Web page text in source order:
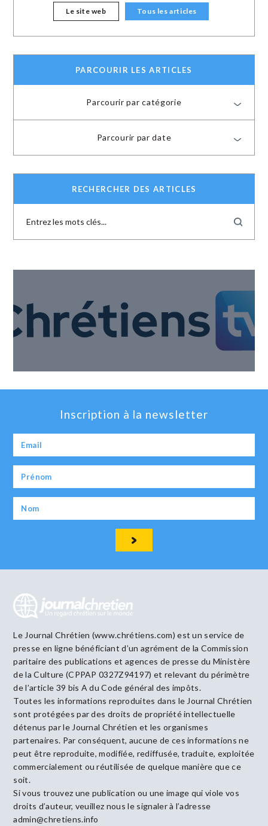
Le site web Tous les articles
PARCOURIR LES ARTICLES
Parcourir par catégorie
Parcourir par date
RECHERCHER DES ARTICLES
Inscription à la newsletter
Le Journal Chrétien (www.chrétiens.com) est un service de
presse en ligne bénéficiant d’un agrément de la Commission
paritaire des publications et agences de presse du Ministère
de la Culture (CPPAP 0327Z94197) et relevant du périmètre
de l’article 39 bis A du Code général des impôts.
Toutes les informations reproduites dans le Journal Chrétien
sont protégées par des droits de propriété intellectuelle
détenus par le Journal Chrétien et les organismes
partenaires. Par conséquent, aucune de ces informations ne
peut être reproduite, modifiée, rediffusée, traduite, exploitée
commercialement ou réutilisée de quelque manière que ce
soit.
Si vous trouvez une publication ou une image qui viole vos
droits d’auteur, veuillez nous le signaler à l’adresse
admin@chretiens.info